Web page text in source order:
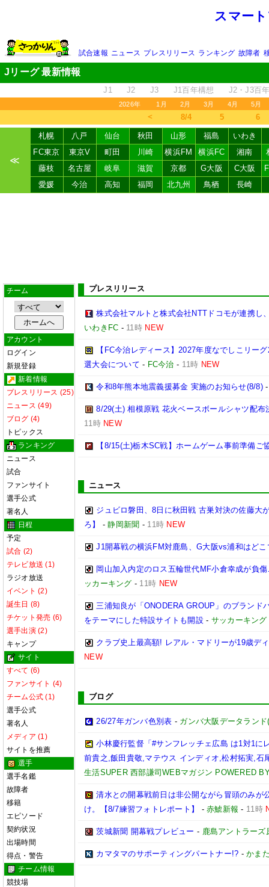
スマー
試合速報 ニュース プレスリリース ランキング 故障者
Jリーグ 最新情報
J1 J2 J3 J1百年構想 J2・J3百
2026年 1月 2月 3月 4月 5月
＜ 8/4 5 6
≪
札幌 八戸 仙台 秋田 山形 福島
いわき
FC東京
東京V 町田 川崎 横浜FM 横浜FC 湘南
藤枝
名古屋 岐阜 滋賀 京都 G大阪 C大阪
愛媛
今治 高知 福岡 北九州 鳥栖 長崎
チーム
アカウント
ログイン
新規登録
新着情報
プレスリリース (25)
ニュース (49)
ブログ (4)
トピックス
ランキング
ニュース
試合
ファンサイト
選手公式
著名人
日程
予定
試合 (2)
テレビ放送 (1)
ラジオ放送
イベント (2)
誕生日 (8)
チケット発売 (6)
選手出演 (2)
キャンプ
サイト
すべて (6)
ファンサイト (4)
チーム公式 (1)
選手公式
著名人
メディア (1)
サイトを推薦
選手
選手名鑑
故障者
移籍
エピソード
契約状況
出場時間
得点・警告
チーム情報
競技場
プレスリリース
株式会社マルトと株式会社NTTドコモが連携し
いわきFC - 11時 NEW
【FC今治レディース】2027年度なでしこリー
選大会について - FC今治 - 11時 NEW
令和8年熊本地震義援募金 実施のお知らせ(8/8)
8/29(土) 相模原戦 花火ベースボールシャツ配
11時 NEW
【8/15(土)栃木SC戦】ホームゲーム事前準備ご
ニュース
ジュビロ磐田、8日に秋田戦 古巣対決の佐藤大
ろ】
-静岡新聞 - 11時 NEW
J1開幕戦の横浜FM対鹿島、G大阪vs浦和はど
岡山加入内定のロス五輪世代MF小倉幸成が負
ッカーキング - 11時 NEW
三浦知良が「ONODERA GROUP」のブランド
をテーマにした特設サイトも開設 - サッカーキング
クラブ史上最高額! レアル・マドリーが19歳デ
NEW
ブログ
26/27年ガンバ色別表 - ガンバ大阪データラン
小林慶行監督「#サンフレッチェ広島 は1対1に
前貴之,飯田貴敬,マテウス インディオ,松村拓実,石
生活SUPER 西部謙司WEBマガジン POWERED
清水との開幕戦前日は非公開ながら冒頭のみが
け。【8/7練習フォトレポート】
-赤鯱新報 - 11時
茨城新聞 開幕戦プレビュー - 鹿島アントラーズ
カマタマのサポーティングパートナー!? -かま